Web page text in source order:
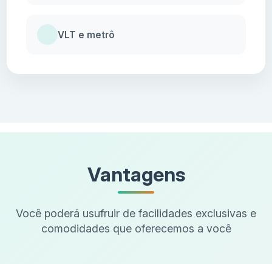
VLT e metrô
Vantagens
Você poderá usufruir de facilidades exclusivas e
comodidades que oferecemos a você